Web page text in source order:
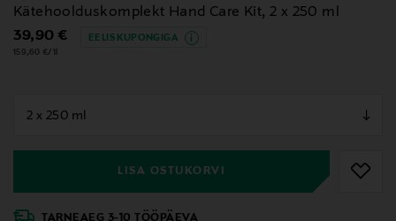
Kätehoolduskomplekt Hand Care Kit, 2 x 250 ml
Original Price
39,90 € EELIS KUPONGIGA
159,60 €/1l
LISA OSTUKORVI
TARNEAEG 3-10 TÖÖPÄEVA